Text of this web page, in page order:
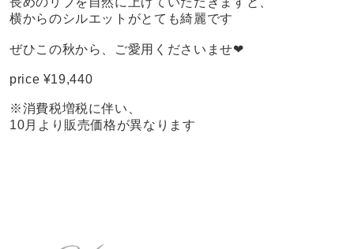
横からのシルエットがとても綺麗です
ぜひこの秋から、ご愛用くださいませ❤︎
price ¥19,440
※消費税増税に伴い、
10月より販売価格が異なります